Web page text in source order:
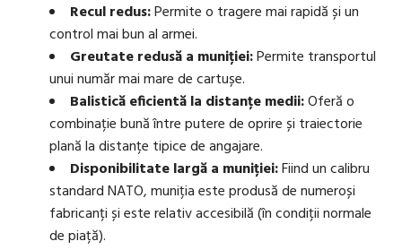
Recul redus:Permite o tragere mai rapidă și un
control mai bun al armei.
Greutate redusă a muniției:Permite transportul
unui număr mai mare de cartușe.
Balistică eficientă la distanțe medii:Oferă o
combinație bună între putere de oprire și traiectorie
plană la distanțe tipice de angajare.
Disponibilitate largă a muniției:Fiind un calibru
standard NATO, muniția este produsă de numeroși
fabricanți și este relativ accesibilă (în condiții normale
de piață).